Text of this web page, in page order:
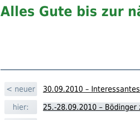
Alles Gute bis zur
< neuer
30.09.2010 –
hier:
25.-28.09.2010 –